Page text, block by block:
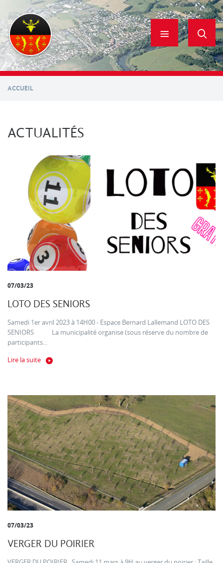
contenu
principal
ACCUEIL
ACTUALITÉS
07/03/23
LOTO DES SENIORS
Samedi 1er avril 2023 à 14H00 - Espace Bernard Lallemand LOTO DES
SENIORS La municipalité organise (sous réserve du nombre de
participants...
Lire la suite
07/03/23
VERGER DU POIRIER